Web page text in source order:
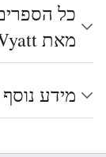
כל
מאת Robert Wyatt
מידע נוסף